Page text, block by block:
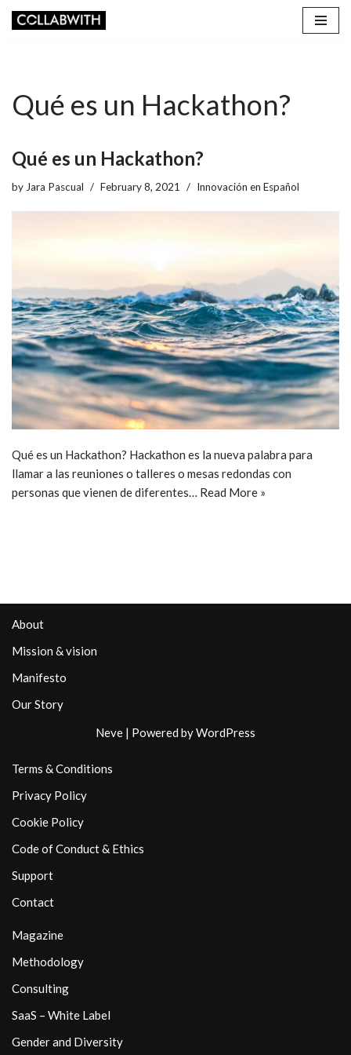
Qué es un Hackathon?
Qué es un Hackathon?
by Jara Pascual February 8, 2021 Innovación en Español
Qué es un Hackathon? Hackathon es la nueva palabra para
llamar a las reuniones o talleres o mesas redondas con
personas que vienen de diferentes… Read More »
About
Mission & vision
Manifesto
Our Story
Neve | Powered byWordPress
Terms & Conditions
Privacy Policy
Cookie Policy
Code of Conduct & Ethics
Support
Contact
Magazine
Methodology
Consulting
SaaS – White Label
Gender and Diversity